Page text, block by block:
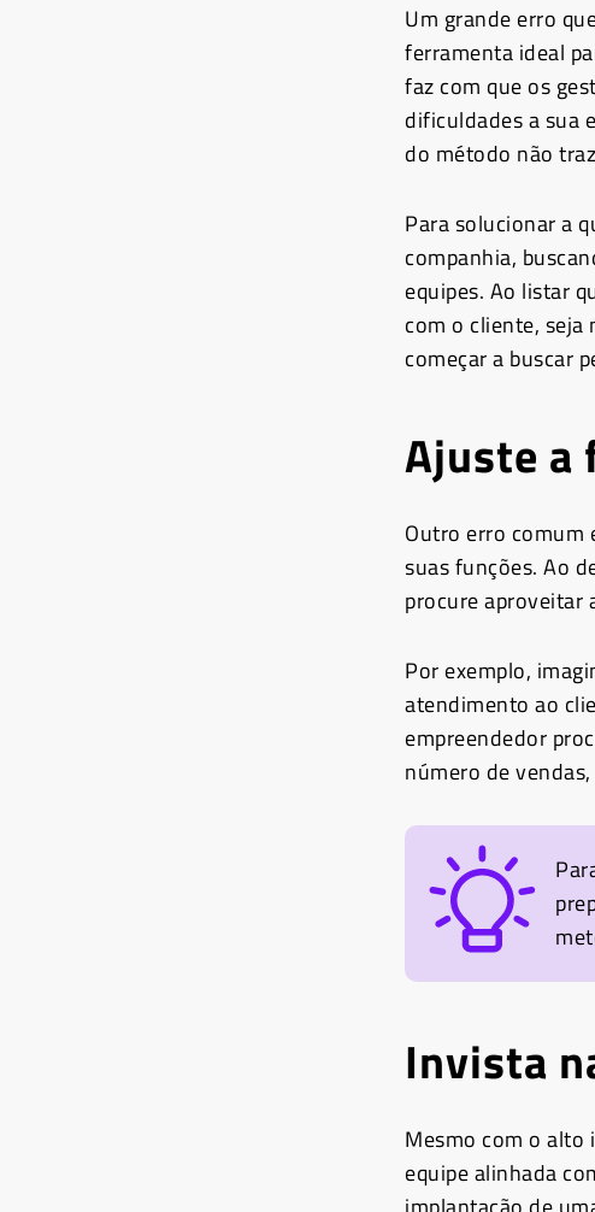
Um grande erro
ferramenta ideal
faz com que os
dificuldades a sua
do método não
Para solucionar a
companhia,
equipes. Ao listar
com o cliente,
começar a buscar
Ajuste a
Outro erro comum
suas funções. Ao
procure aproveitar
Por exemplo,
atendimento ao
empreendedor
número de
Invista
Mesmo com o
equipe alinhada